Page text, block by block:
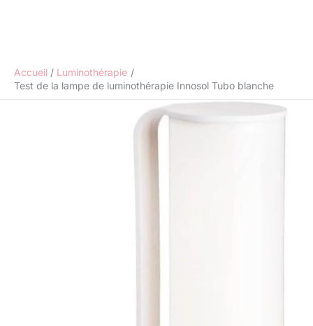
Accueil
Luminothérapie
Test de la lampe de luminothérapie Innosol Tubo blanche